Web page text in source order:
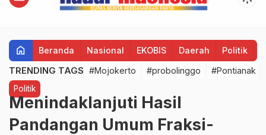
home Beranda Nasional EKOBIS Daerah Politik
TRENDING TAGS #Mojokerto #probolinggo #Pontianak
Politik
Menindaklanjuti Hasil
Pandangan Umum Fraksi-